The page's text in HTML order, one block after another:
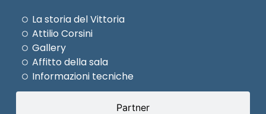
Partner
La storia del Vittoria
Attilio Corsini
Gallery
Affitto della sala
Informazioni tecniche